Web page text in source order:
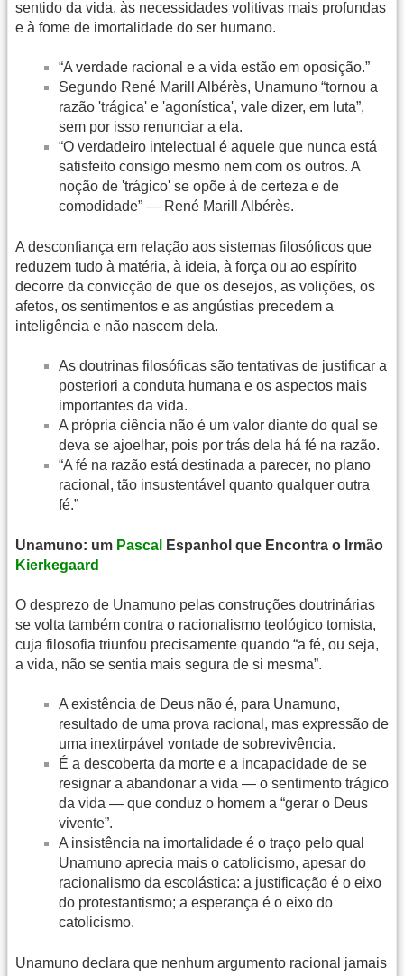
sentido da vida, às necessidades volitivas mais profundas
e à fome de imortalidade do ser humano.
“A verdade racional e a vida estão em oposição.”
Segundo René Marill Albérès, Unamuno “tornou a
razão 'trágica' e 'agonística', vale dizer, em luta”,
sem por isso renunciar a ela.
“O verdadeiro intelectual é aquele que nunca está
satisfeito consigo mesmo nem com os outros. A
noção de 'trágico' se opõe à de certeza e de
comodidade” — René Marill Albérès.
A desconfiança em relação aos sistemas filosóficos que
reduzem tudo à matéria, à ideia, à força ou ao espírito
decorre da convicção de que os desejos, as volições, os
afetos, os sentimentos e as angústias precedem a
inteligência e não nascem dela.
As doutrinas filosóficas são tentativas de justificar a
posteriori a conduta humana e os aspectos mais
importantes da vida.
A própria ciência não é um valor diante do qual se
deva se ajoelhar, pois por trás dela há fé na razão.
“A fé na razão está destinada a parecer, no plano
racional, tão insustentável quanto qualquer outra
fé.”
Unamuno: um Pascal
Espanhol que Encontra o Irmão
Kierkegaard
O desprezo de Unamuno pelas construções doutrinárias
se volta também contra o racionalismo teológico tomista,
cuja filosofia triunfou precisamente quando “a fé, ou seja,
a vida, não se sentia mais segura de si mesma”.
A existência de Deus não é, para Unamuno,
resultado de uma prova racional, mas expressão de
uma inextirpável vontade de sobrevivência.
É a descoberta da morte e a incapacidade de se
resignar a abandonar a vida — o sentimento trágico
da vida — que conduz o homem a “gerar o Deus
vivente”.
A insistência na imortalidade é o traço pelo qual
Unamuno aprecia mais o catolicismo, apesar do
racionalismo da escolástica: a justificação é o eixo
do protestantismo; a esperança é o eixo do
catolicismo.
Unamuno declara que nenhum argumento racional jamais